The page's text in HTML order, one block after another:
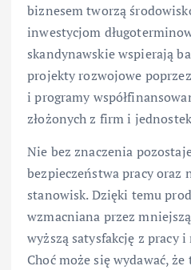
biznesem tworzą
inwestycjom
skandynawskie wspierają
projekty rozwojowe
i programy
złożonych z firm i
Nie bez znaczenia
bezpieczeństwa pracy oraz
stanowisk. Dzięki temu
wzmacniana przez
wyższą satysfakcję z pracy
Choć może się wydawać,